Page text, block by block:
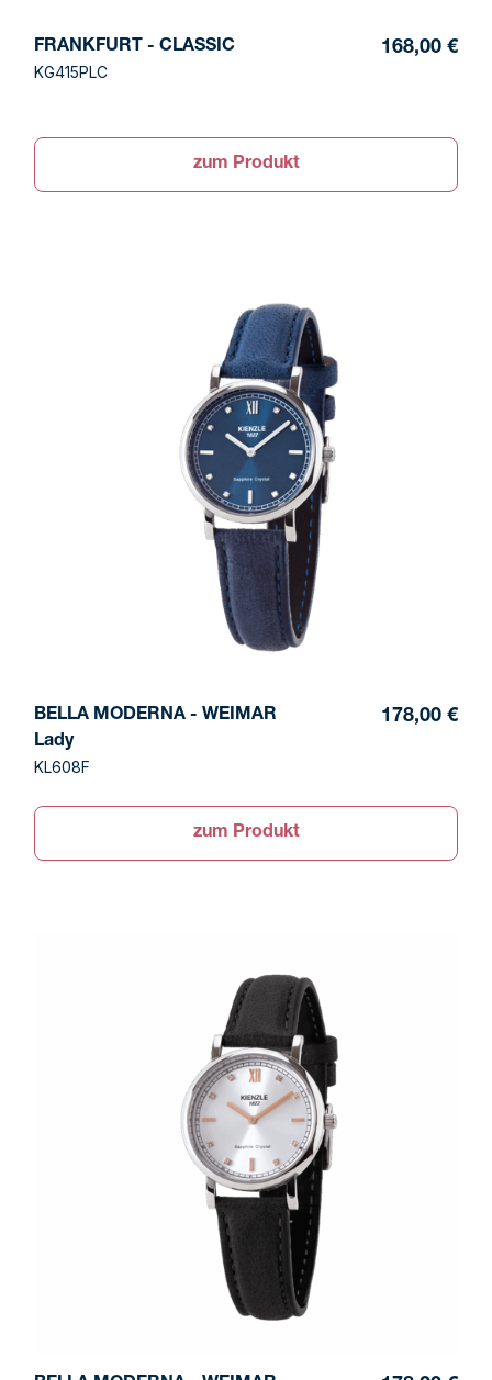
FRANKFURT - CLASSIC
KG415PLC
168,00 €
zum Produkt
BELLA MODERNA - WEIMAR
Lady
KL608F
178,00 €
zum Produkt